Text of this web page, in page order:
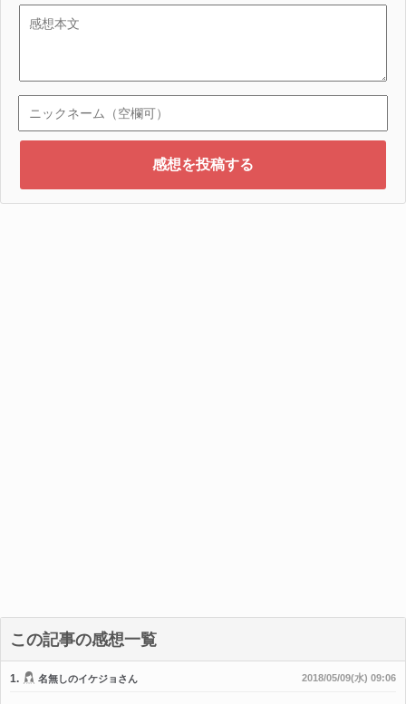
この記事の感想一覧
1. 名無しのイケジョさん 2018/05/09(水) 09:06